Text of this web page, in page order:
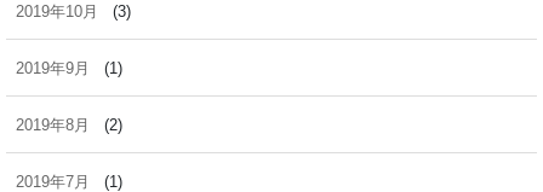
2019年10月 (3)
2019年9月 (1)
2019年8月 (2)
2019年7月 (1)